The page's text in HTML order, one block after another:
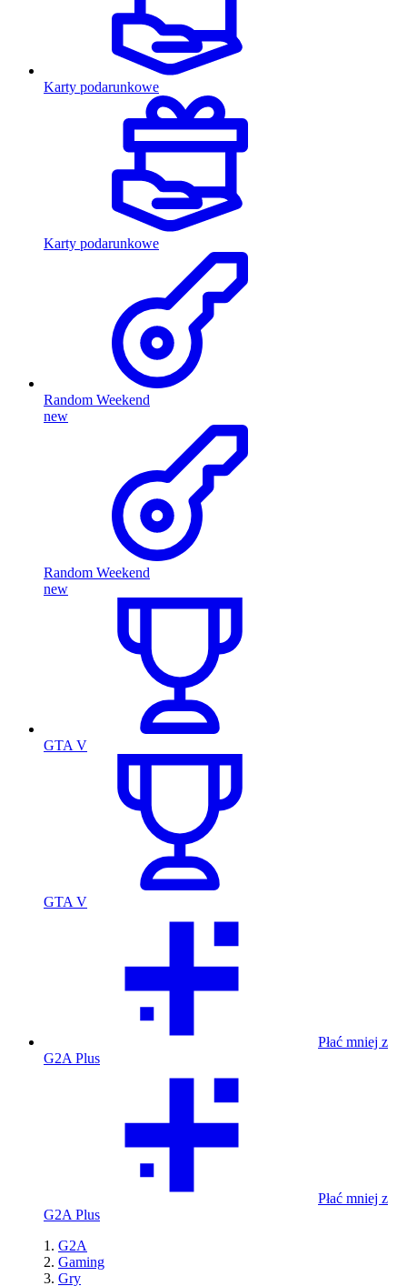
Karty podarunkowe
Karty podarunkowe
Random Weekend
new
Random Weekend
new
GTA V
GTA V
Płać mniej z
G2A Plus
Płać mniej z
G2A Plus
G2A
Gaming
Gry